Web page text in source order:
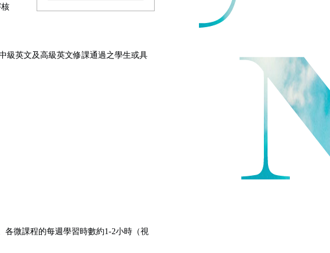
級英文及高級英文修課通過之學生或具
各微課程的每週學習時數約1-2小時（視